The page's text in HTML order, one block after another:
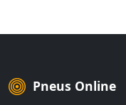
Pneus Online